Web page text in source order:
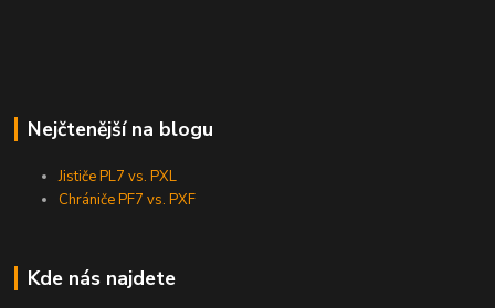
Nejčtenější na blogu
Jističe PL7 vs. PXL
Chrániče PF7 vs. PXF
Kde nás najdete